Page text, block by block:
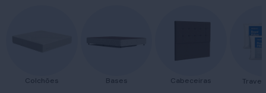
Colchões Bases Cabeceiras